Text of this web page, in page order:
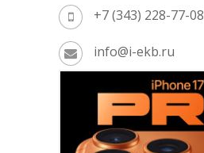
+7 (343) 228-77-08
info@i-ekb.ru